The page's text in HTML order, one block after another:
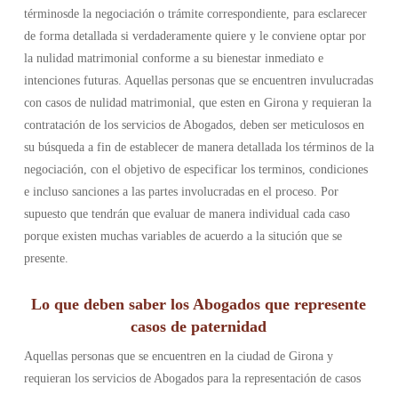
términosde la negociación o trámite correspondiente, para esclarecer
de forma detallada si verdaderamente quiere y le conviene optar por
la nulidad matrimonial conforme a su bienestar inmediato e
intenciones futuras. Aquellas personas que se encuentren invulucradas
con casos de nulidad matrimonial, que esten en Girona y requieran la
contratación de los servicios de Abogados, deben ser meticulosos en
su búsqueda a fin de establecer de manera detallada los términos de la
negociación, con el objetivo de especificar los terminos, condiciones
e incluso sanciones a las partes involucradas en el proceso. Por
supuesto que tendrán que evaluar de manera individual cada caso
porque existen muchas variables de acuerdo a la situción que se
presente.
Lo que deben saber los Abogados que represente
casos de paternidad
Aquellas personas que se encuentren en la ciudad de Girona y
requieran los servicios de Abogados para la representación de casos